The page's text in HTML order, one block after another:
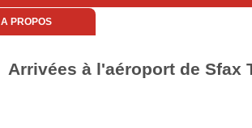
A PROPOS
Arrivées à l'aéroport de Sfax